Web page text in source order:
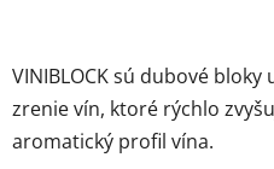
VINIBLOCK sú dubové
zrenie vín, ktoré rýchlo
aromatický profil vína.